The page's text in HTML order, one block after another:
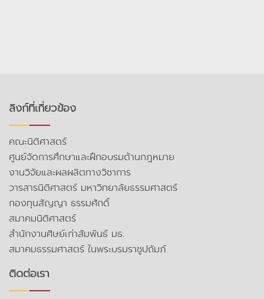
ลิงก์ที่เกี่ยวข้อง
คณะนิติศาสตร์
ศูนย์จัดการศึกษาและฝึกอบรมด้านกฎหมาย
งานวิจัยและผลผลิตทางวิชาการ
วารสารนิติศาสตร์ มหาวิทยาลัยธรรมศาสตร์
กองทุนสัญญา ธรรมศักดิ์
สมาคมนิติศาสตร์
สำนักงานศิษย์เก่าสัมพันธ์ มธ.
สมาคมธรรมศาสตร์ ในพระบรมราชูปถัมภ์
ติดต่อเรา